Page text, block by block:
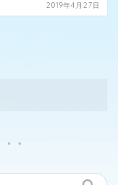
2019年4月27日